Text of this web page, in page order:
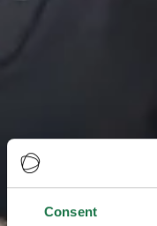
Consent